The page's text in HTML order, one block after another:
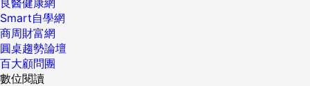
Smart自學網
商周財富網
圓桌趨勢論壇
百大顧問團
數位閱讀